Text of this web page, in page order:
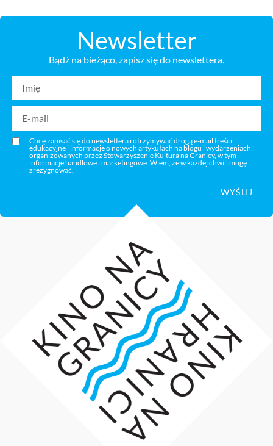
Newsletter
Bądź na bieżąco, zapisz się do newslettera.
Chcę zapisać się do newslettera i otrzymywać drogą e-mail treści
edukacyjne i informacje o nowych artykułach na blogu i wydarzeniach
organizowanych przez Stowarzyszenie Kultura na Granicy, w tym
informacje handlowe i marketingowe. Wiem, że w każdej chwili mogę
zrezygnować.
WYŚLIJ